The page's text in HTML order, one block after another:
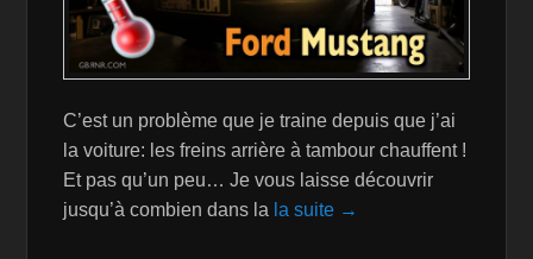
C’est un problème que je traine depuis que j’ai
la voiture: les freins arrière à tambour chauffent !
Et pas qu’un peu… Je vous laisse découvrir
jusqu’à combien dans la la suite →